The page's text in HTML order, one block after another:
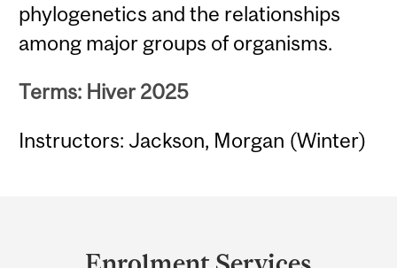
phylogenetics and the relationships
among major groups of organisms.
Terms: Hiver 2025
Instructors: Jackson, Morgan (Winter)